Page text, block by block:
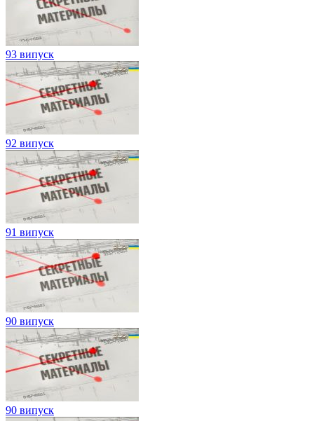
93 випуск
92 випуск
91 випуск
90 випуск
90 випуск